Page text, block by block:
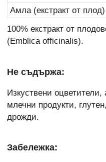
Амла (екстракт от плод)
100% екстракт от
(Emblica officinalis).
Не съдържа:
Изкуствени
млечни продукти,
дрожди.
Забележка: